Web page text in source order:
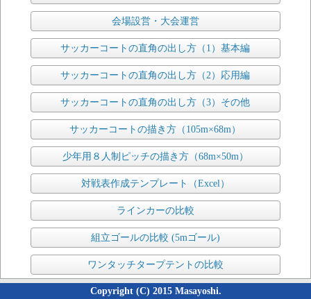
会場設営・大会運営
サッカーコートの直角の出し方（1）基本編
サッカーコートの直角の出し方（2）応用編
サッカーコートの直角の出し方（3）その他
サッカーコートの描き方（105m×68m）
少年用８人制ピッチの描き方（68m×50m）
対戦表作成テンプレート（Excel）
ラインカーの比較
組立ゴールの比較 (5mゴール)
ワンタッチタープテントの比較
Copyright (C) 2015 Masayoshi.